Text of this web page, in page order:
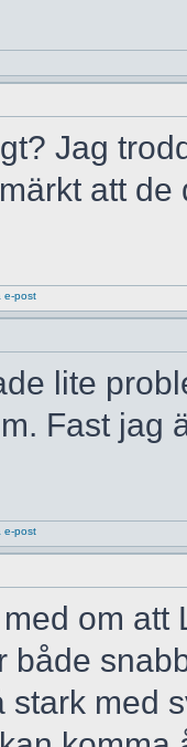
Jag
att
lite
Fast jag
om att
både
stark med